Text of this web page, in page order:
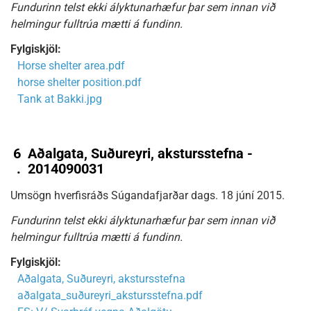
Fundurinn telst ekki ályktunarhæfur þar sem innan við
helmingur fulltrúa mætti á fundinn.
Fylgiskjöl:
Horse shelter area.pdf
horse shelter position.pdf
Tank at Bakki.jpg
6
.
Aðalgata, Suðureyri, akstursstefna -
2014090031
Umsögn hverfisráðs Súgandafjarðar dags. 18 júní 2015.
Fundurinn telst ekki ályktunarhæfur þar sem innan við
helmingur fulltrúa mætti á fundinn.
Fylgiskjöl:
Aðalgata, Suðureyri, akstursstefna
aðalgata_suðureyri_akstursstefna.pdf